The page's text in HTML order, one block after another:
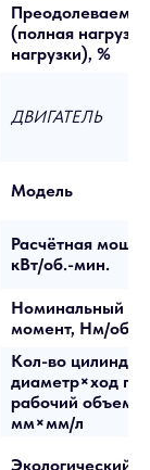
(полная
нагрузки), %
ДВИГАТЕЛЬ
Модель
Расчётная
кВт/об.-мин.
Номинальный
момент, Нм/об.-
Кол-во
диаметр×ход
рабочий объем,
мм×мм/л
Экологический